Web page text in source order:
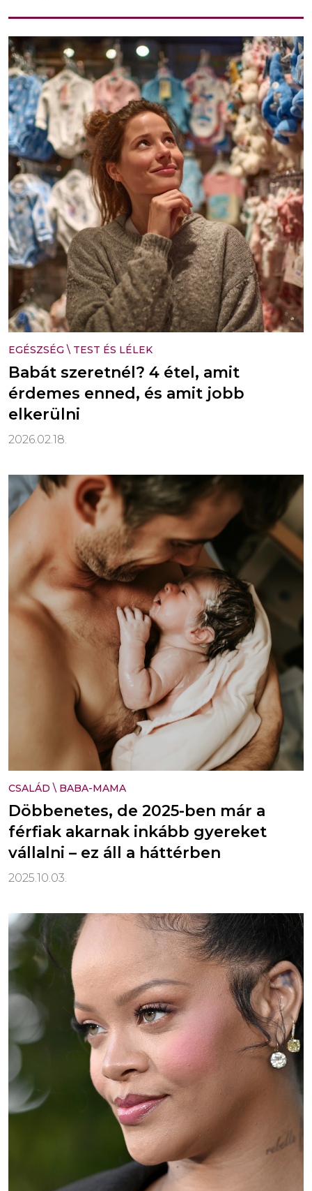
EGÉSZSÉG \ TEST ÉS LÉLEK
Babát szeretnél? 4 étel, amit
érdemes enned, és amit jobb
elkerülni
2026.02.18.
CSALÁD \ BABA-MAMA
Döbbenetes, de 2025-ben már a
férfiak akarnak inkább gyereket
vállalni – ez áll a háttérben
2025.10.03.